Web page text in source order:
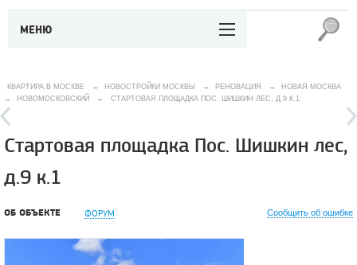
МЕНЮ
КВАРТИРА В МОСКВЕ → НОВОСТРОЙКИ МОСКВЫ → РЕНОВАЦИЯ →
НОВАЯ МОСКВА
→
НОВОМОСКОВСКИЙ → СТАРТОВАЯ ПЛОЩАДКА ПОС. ШИШКИН ЛЕС, Д.9 К.1
Стартовая площадка Пос. Шишкин лес,
д.9 к.1
ОБ ОБЪЕКТЕ ФОРУМ Сообщить об ошибке